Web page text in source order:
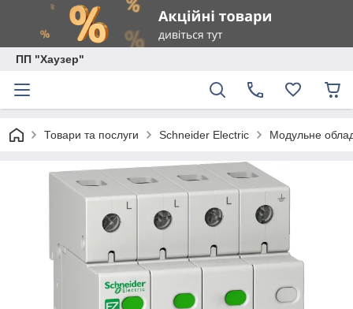
ПП "Хаузер"
Товари та послуги Schneider Electric Модульне